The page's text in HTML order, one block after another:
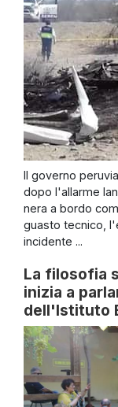
Il governo
dopo l'allarme
nera a bordo
guasto tecnico,
incidente ...
La filosofia
inizia a
dell'Istituto